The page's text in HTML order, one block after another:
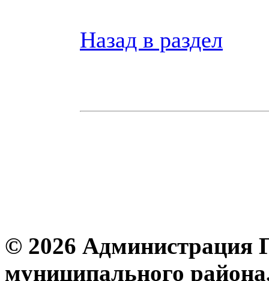
Назад в раздел
© 2026 Администрация
муниципального